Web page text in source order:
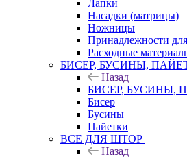
Лапки
Насадки (матрицы)
Ножницы
Принадлежности
Расходные
БИСЕР, БУСИНЫ,
Назад
БИСЕР, БУСИНЫ,
Бисер
Бусины
Пайетки
ВСЕ ДЛЯ ШТОР
Назад